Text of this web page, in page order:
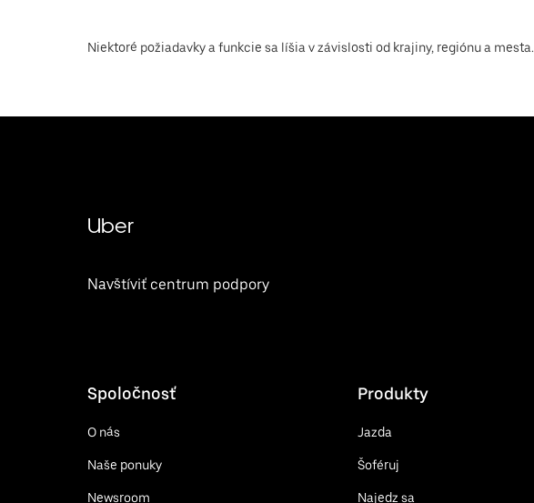
Niektoré požiadavky a funkcie sa líšia v závislosti od krajiny, regiónu a mesta.
Uber
Navštíviť centrum podpory
Spoločnosť
O nás
Naše ponuky
Newsroom
Produkty
Jazda
Šoféruj
Najedz sa